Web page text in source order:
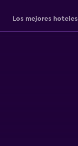
Los mejores hoteles